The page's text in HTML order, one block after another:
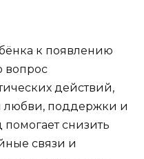
к появлению
вопрос
действий,
любви, поддержки и
снизить
связи и